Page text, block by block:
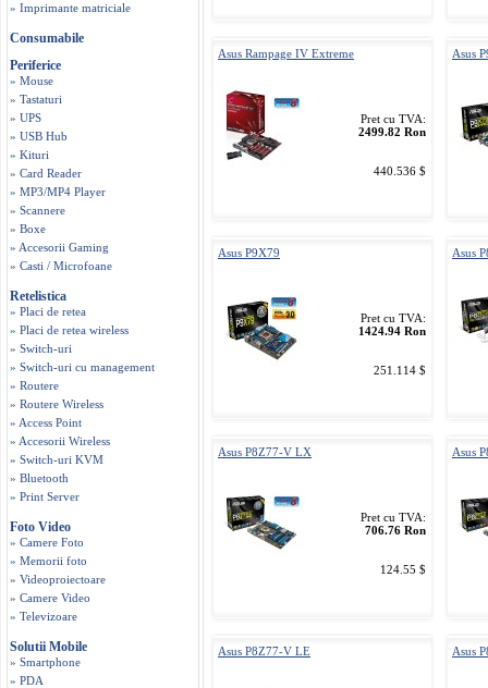
» Imprimante matriciale
Consumabile
Periferice
» Mouse
» Tastaturi
» UPS
» USB Hub
» Kituri
» Card Reader
» MP3/MP4 Player
» Scannere
» Boxe
» Accesorii Gaming
» Casti / Microfoane
Retelistica
» Placi de retea
» Placi de retea wireless
» Switch-uri
» Switch-uri cu management
» Routere
» Routere Wireless
» Access Point
» Accesorii Wireless
» Switch-uri KVM
» Bluetooth
» Print Server
Foto Video
» Camere Foto
» Memorii foto
» Videoproiectoare
» Camere Video
» Televizoare
Solutii Mobile
» Smartphone
» PDA
Asus Rampage IV Extreme
Pret cu TVA:
2499.82 Ron
440.536 $
Asus
Asus P9X79
Pret cu TVA:
1424.94 Ron
251.114 $
Asus
Asus P8Z77-V LX
Pret cu TVA:
706.76 Ron
124.55 $
Asus
Asus P8Z77-V LE Asus